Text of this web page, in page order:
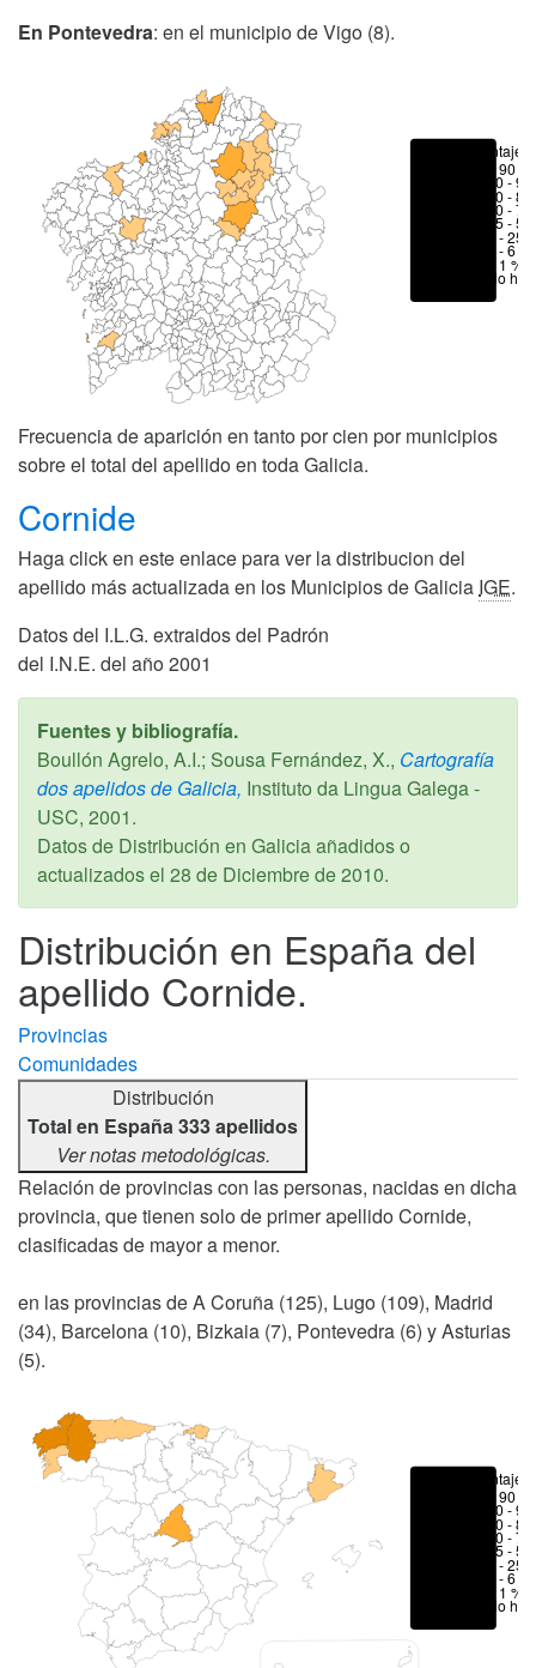
En Pontevedra: en el municipio de Vigo (8).
Porcentajes
> 90 %
80 -
70 -
50 -
25 -
6 - 25
1 - 6 %
< 1 %
No hay
Frecuencia de aparición en tanto por cien por municipios
sobre el total del apellido en toda Galicia.
Cornide
Haga click en este enlace para ver la distribucion del
apellido más actualizada en los Municipios de Galicia IGE.
Datos del I.L.G. extraidos del Padrón
del I.N.E. del año 2001
Fuentes y bibliografía.
Boullón Agrelo, A.I.; Sousa Fernández, X., Cartografía
dos apelidos de Galicia, Instituto da Lingua Galega -
USC, 2001.
Datos de Distribución en Galicia añadidos o
actualizados el 28 de Diciembre de 2010.
Distribución en España del
apellido Cornide.
Provincias
Comunidades
Distribución
Total en España 333 apellidos
Ver notas metodológicas.
Relación de provincias con las personas, nacidas en dicha
provincia, que tienen solo de primer apellido Cornide,
clasificadas de mayor a menor.
en las provincias de A Coruña (125), Lugo (109), Madrid
(34), Barcelona (10), Bizkaia (7), Pontevedra (6) y Asturias
(5).
Porcentajes
> 90 %
80 -
70 -
50 -
25 -
6 - 25
1 - 6 %
< 1 %
No hay